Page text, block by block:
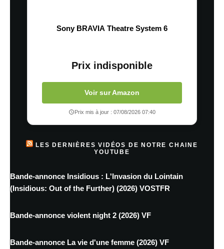
Sony BRAVIA Theatre System 6
Prix indisponible
Voir sur Amazon
Prix mis à jour : 07/08/2026 07:40
LES DERNIÈRES VIDÉOS DE NOTRE CHAINE
YOUTUBE
Bande-annonce Insidious : L'Invasion du Lointain
(Insidious: Out of the Further) (2026) VOSTFR
Bande-annonce violent night 2 (2026) VF
Bande-annonce La vie d'une femme (2026) VF